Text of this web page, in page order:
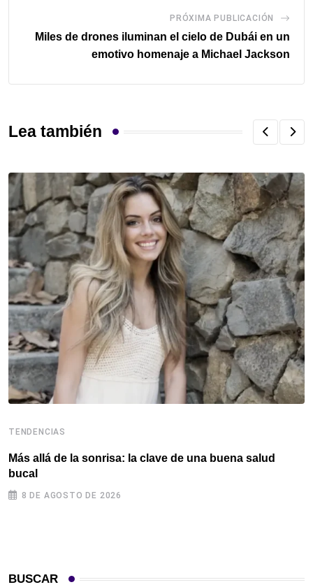
PRÓXIMA PUBLICACIÓN
Miles de drones iluminan el cielo de Dubái en un
emotivo homenaje a Michael Jackson
Lea también
TENDENCIAS
Más allá de la sonrisa: la clave de una buena salud
bucal
8 DE AGOSTO DE 2026
BUSCAR